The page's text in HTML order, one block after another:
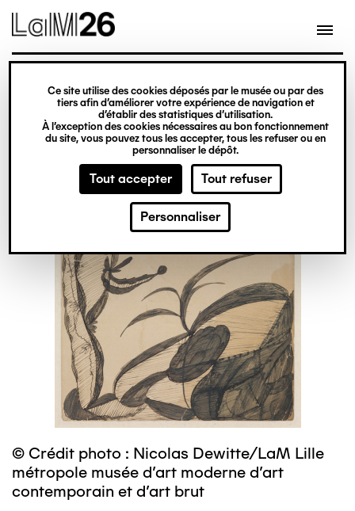
Gestion des cookies
Ce site utilise des cookies déposés par le musée ou par des
tiers afin d’améliorer votre expérience de navigation et
d’établir des statistiques d’utilisation.
À l’exception des cookies nécessaires au bon fonctionnement
du site, vous pouvez tous les accepter, tous les refuser ou en
personnaliser le dépôt.
Tout accepter Tout refuser
Personnaliser
contenu
© Crédit photo : Nicolas Dewitte/LaM Lille
métropole musée d’art moderne d’art
contemporain et d’art brut